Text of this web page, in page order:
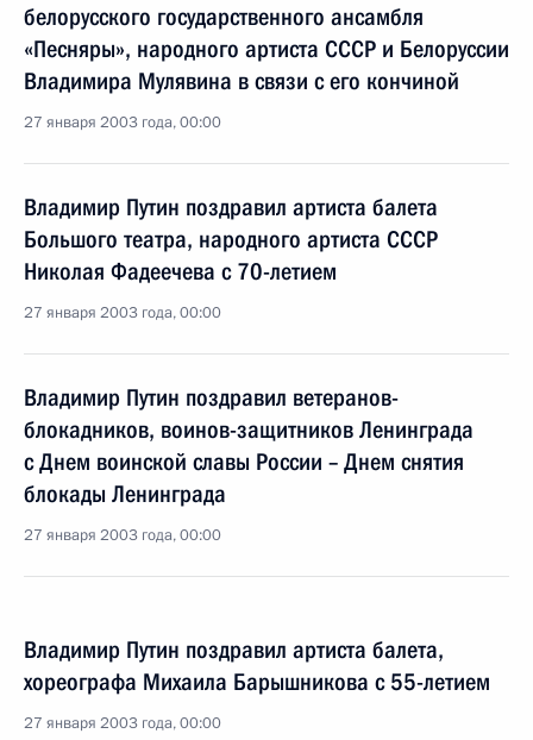
белорусского государственного ансамбля
«Песняры», народного артиста СССР и Белоруссии
Владимира Мулявина в связи с его кончиной
27 января 2003 года, 00:00
Владимир Путин поздравил артиста балета
Большого театра, народного артиста СССР
Николая Фадеечева с 70-летием
27 января 2003 года, 00:00
Владимир Путин поздравил ветеранов-
блокадников, воинов-защитников Ленинграда
с Днем воинской славы России – Днем снятия
блокады Ленинграда
27 января 2003 года, 00:00
Владимир Путин поздравил артиста балета,
хореографа Михаила Барышникова с 55-летием
27 января 2003 года, 00:00